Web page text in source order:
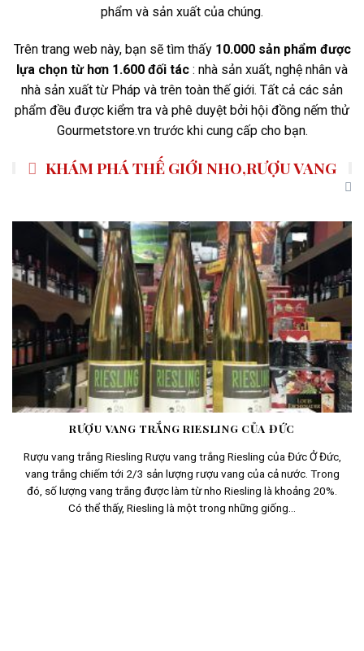
phẩm và sản xuất của chúng.
Trên trang web này, bạn sẽ tìm thấy 10.000 sản phẩm được
lựa chọn từ hơn 1.600 đối tác : nhà sản xuất, nghệ nhân và
nhà sản xuất từ ​​Pháp và trên toàn thế giới. Tất cả các sản
phẩm đều được kiểm tra và phê duyệt bởi hội đồng nếm thử
Gourmetstore.vn trước khi cung cấp cho bạn.
KHÁM PHÁ THẾ GIỚI NHO,RƯỢU VANG
RƯỢU VANG TRẮNG RIESLING CỦA ĐỨC
Rượu vang trắng Riesling Rượu vang trắng Riesling của Đức Ở Đức,
vang trắng chiếm tới 2/3 sản lượng rượu vang của cả nước. Trong
đó, số lượng vang trắng được làm từ nho Riesling là khoảng 20%.
Có thể thấy, Riesling là một trong những giống...